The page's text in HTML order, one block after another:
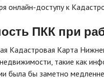
онлайн-доступу к
ПКК при
Кадастровая Карта
такие как
была бы заметно